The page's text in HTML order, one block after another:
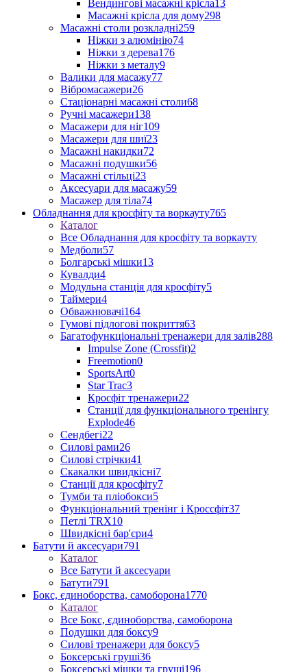
Вендингові масажні крісла13
Масажні крісла для дому298
Масажні столи розкладні259
Ніжки з алюмінію74
Ніжки з дерева176
Ніжки з металу9
Валики для масажу77
Вібромасажери26
Стаціонарні масажні столи68
Ручні масажери138
Масажери для ніг109
Масажери для шиї23
Масажні накидки72
Масажні подушки56
Масажні стільці23
Аксесуари для масажу59
Масажер для тіла74
Обладнання для кросфіту та воркауту765
Каталог
Все Обладнання для кросфіту та воркауту
Медболи57
Болгарські мішки13
Кувалди4
Модульна станція для кросфіту5
Таймери4
Обважнювачі164
Гумові підлогові покриття63
Багатофункціональні тренажери для залів288
Impulse Zone (Crossfit)2
Freemotion0
SportsArt0
Star Trac3
Кросфіт тренажери22
Станції для функціонального тренінгу
Explode46
Сендбегі22
Силові рами26
Силові стрічки41
Скакалки швидкісні7
Станції для кросфіту7
Тумби та пліобокси5
Функціональний тренінг і Кроссфіт37
Петлі TRX10
Швидкісні бар'єри4
Батути й аксесуари791
Каталог
Все Батути й аксесуари
Батути791
Бокс, єдиноборства, самоборона1770
Каталог
Все Бокс, єдиноборства, самоборона
Подушки для боксу9
Силові тренажери для боксу5
Боксерські груші36
Боксерські мішки та груші196